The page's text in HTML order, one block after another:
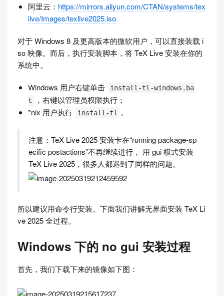
阿里云： https://mirrors.aliyun.com/CTAN/systems/tex
live/Images/texlive2025.iso
对于 Windows 8 及更高版本的微软用户，可以直接装载 i
so 映像。而后，执行安装脚本，将 TeX Live 安装在你的
系统中。
Windows 用户右键单击
install-tl-windows.ba
t
，右键以管理员权限执行；
*nix 用户执行
install-tl 。
注意：TeX Live 2025 安装卡在“running package-sp
ecific postactions”不再继续进行， 用 gui 模式安装
TeX Live 2025，很多人都遇到了同样的问题。
所以建议用命令行安装。下面我们讲解无界面安装 TeX Li
ve 2025 全过程。
Windows 下的 no gui 安装过程
首先，我们下载下来的镜像如下图：